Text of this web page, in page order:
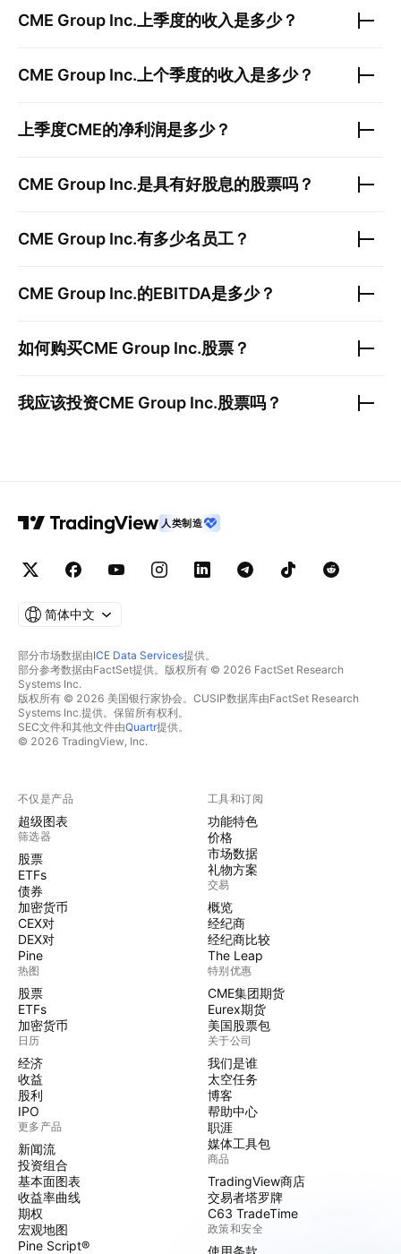
CME Group Inc. 上季度的收入是多少？
CME Group Inc. 上个季度的收入是多少？
上季度CME的净利润是多少？
CME Group Inc.是具有好股息的股票吗？
CME Group Inc.有多少名员工？
CME Group Inc.的EBITDA是多少？
如何购买CME Group Inc.股票？
我应该投资CME Group Inc.股票吗？
人类制造
简体中文
部分市场数据由ICE Data Services提供。
部分参考数据由FactSet提供。版权所有 © 2026 FactSet Research
Systems Inc.
版权所有 © 2026 美国银行家协会。CUSIP数据库由FactSet Research
Systems Inc.提供。保留所有权利。
SEC文件和其他文件由Quartr提供。
© 2026 TradingView, Inc.
不仅是产品
超级图表
筛选器
股票
ETFs
债券
加密货币
CEX对
DEX对
Pine
热图
股票
ETFs
加密货币
日历
经济
收益
股利
IPO
更多产品
新闻流
投资组合
基本面图表
收益率曲线
期权
宏观地图
Pine Script®
工具和订阅
功能特色
价格
市场数据
礼物方案
交易
概览
经纪商
经纪商比较
The Leap
特别优惠
CME集团期货
Eurex期货
美国股票包
关于公司
我们是谁
太空任务
博客
帮助中心
职涯
媒体工具包
商品
TradingView商店
交易者塔罗牌
C63 TradeTime
政策和安全
使用条款